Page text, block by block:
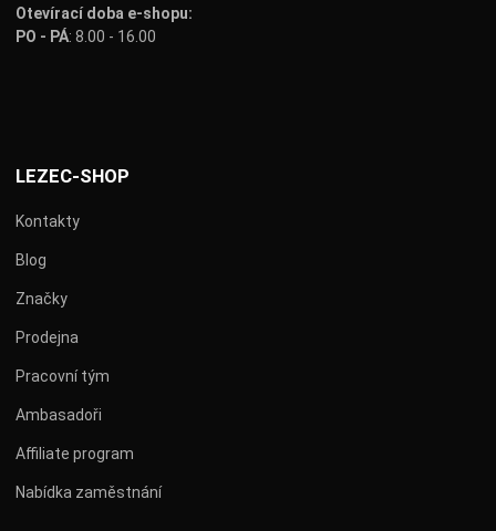
Otevírací doba e-shopu:
PO - PÁ: 8.00 - 16.00
LEZEC-SHOP
Kontakty
Blog
Značky
Prodejna
Pracovní tým
Ambasadoři
Affiliate program
Nabídka zaměstnání